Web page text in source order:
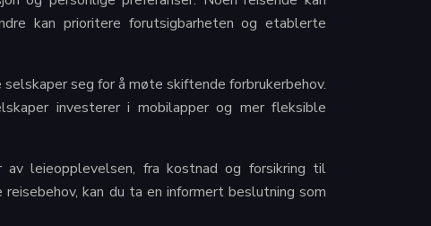
kan prioritere forutsigbarheten og etablerte
seg for å møte skiftende forbrukerbehov.
investerer i mobilapper og mer fleksible
leieopplevelsen, fra kostnad og forsikring til
kan du ta en informert beslutning som